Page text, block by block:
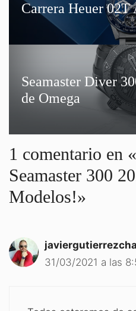
Carrera Heuer 02T
Seamaster Diver
de Omega
1 comentario en
Seamaster 300
Modelos!»
31/03/2021 a las